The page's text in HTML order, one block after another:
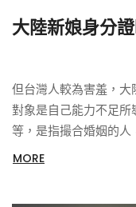
大陸新娘身分
但台灣人較為害羞，
對象是自己能力不足
等，是指撮合婚姻的
MORE